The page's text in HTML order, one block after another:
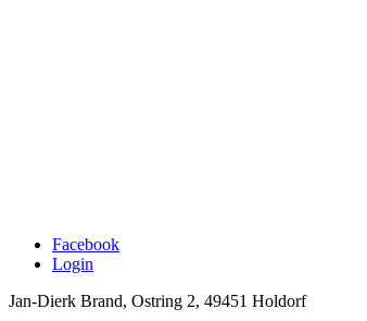
Facebook
Login
Jan-Dierk Brand, Ostring 2, 49451 Holdorf